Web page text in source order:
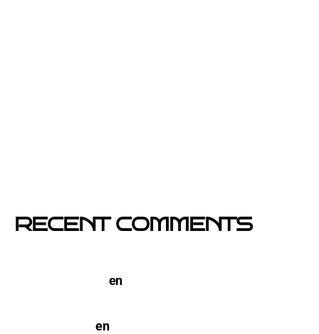
RECENT COMMENTS
en
en